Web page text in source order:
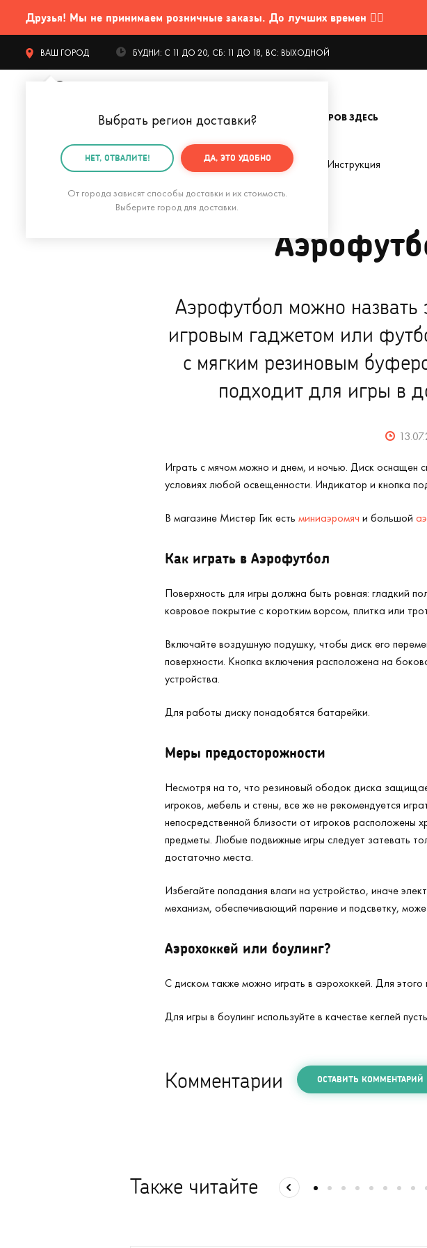
Друзья! Мы не принимаем розничные заказы. До лучших времен 🤷‍♂️
ВАШ ГОРОД
Выбрать регион доставки?
НЕТ, ОТВАЛИТЕ! ДА, ЭТО УДОБНО
От города зависят способы доставки и их стоимость.
Выберите город для доставки.
БУДНИ: С 11 ДО 20, СБ: 11 ДО 18, ВС: ВЫХОДНОЙ
КАТАЛОГ ТОВАРОВ ЗДЕСЬ
Главная Блог о подарках Инструкции Аэрофутбол. Инструкция
Аэрофутбол можно назвать
игровым гаджетом или
с мягким резиновым
подходит для игры в
Играть с мячом можно и днем, и ночью. Диск оснащен
условиях любой освещенности. Индикатор и кнопка
В магазине Мистер Гик есть миниаэромяч и большой
Как играть в Аэрофутбол
Поверхность для игры должна быть ровная: гладкий
ковровое покрытие с коротким ворсом, плитка или
Включайте воздушную подушку, чтобы диск его
поверхности. Кнопка включения расположена на
устройства.
Для работы диску понадобятся батарейки.
Меры предосторожности
Несмотря на то, что резиновый ободок диска
игроков, мебель и стены, все же не рекомендуется
непосредственной близости от игроков расположены
предметы. Любые подвижные игры следует затевать
достаточно места.
Избегайте попадания влаги на устройство, иначе
механизм, обеспечивающий парение и подсветку,
Аэрохоккей или боулинг?
С диском также можно играть в аэрохоккей. Для
Для игры в боулинг используйте в качестве кеглей
Комментарии ОСТАВИТЬ КОММЕНТАРИЙ
Также читайте